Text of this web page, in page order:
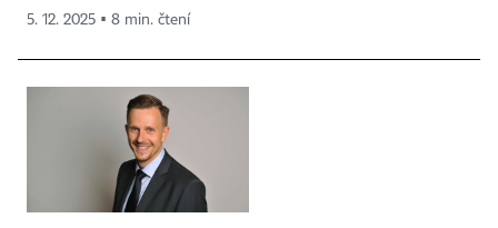
5. 12. 2025 ▪ 8 min. čtení